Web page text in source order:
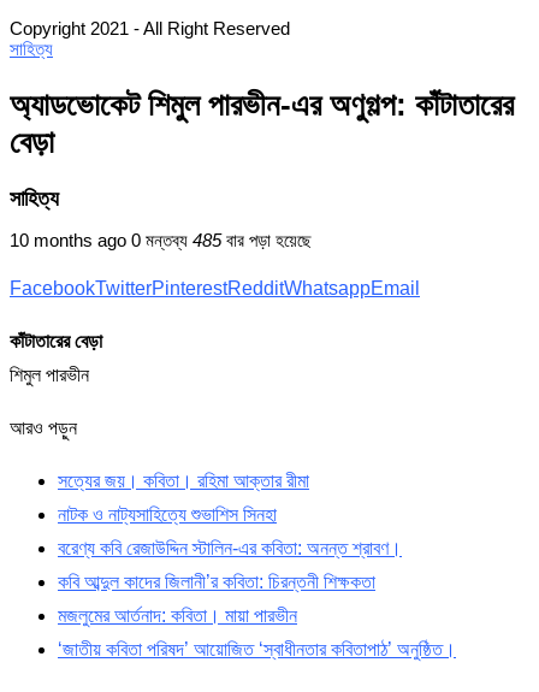
Copyright 2021 - All Right Reserved
সাহিত্য
অ্যাডভোকেট শিমুল পারভীন-এর অণুগল্প: কাঁটাতারের
বেড়া
সাহিত্য
10 months ago 0 মন্তব্য 485বার পড়া হয়েছে
FacebookTwitterPinterestRedditWhatsappEmail
কাঁটাতারের বেড়া
শিমুল পারভীন
আরও পড়ুন
সত্যের জয়। কবিতা। রহিমা আক্তার রীমা
নাটক ও নাট্যসাহিত্যে শুভাশিস সিনহা
বরেণ্য কবি রেজাউদ্দিন স্টালিন-এর কবিতা: অনন্ত শ্রাবণ।
কবি আব্দুল কাদের জিলানী’র কবিতা: চিরন্তনী শিক্ষকতা
মজলুমের আর্তনাদ: কবিতা। মায়া পারভীন
‘জাতীয় কবিতা পরিষদ’ আয়োজিত ‘স্বাধীনতার কবিতাপাঠ’ অনুষ্ঠিত।